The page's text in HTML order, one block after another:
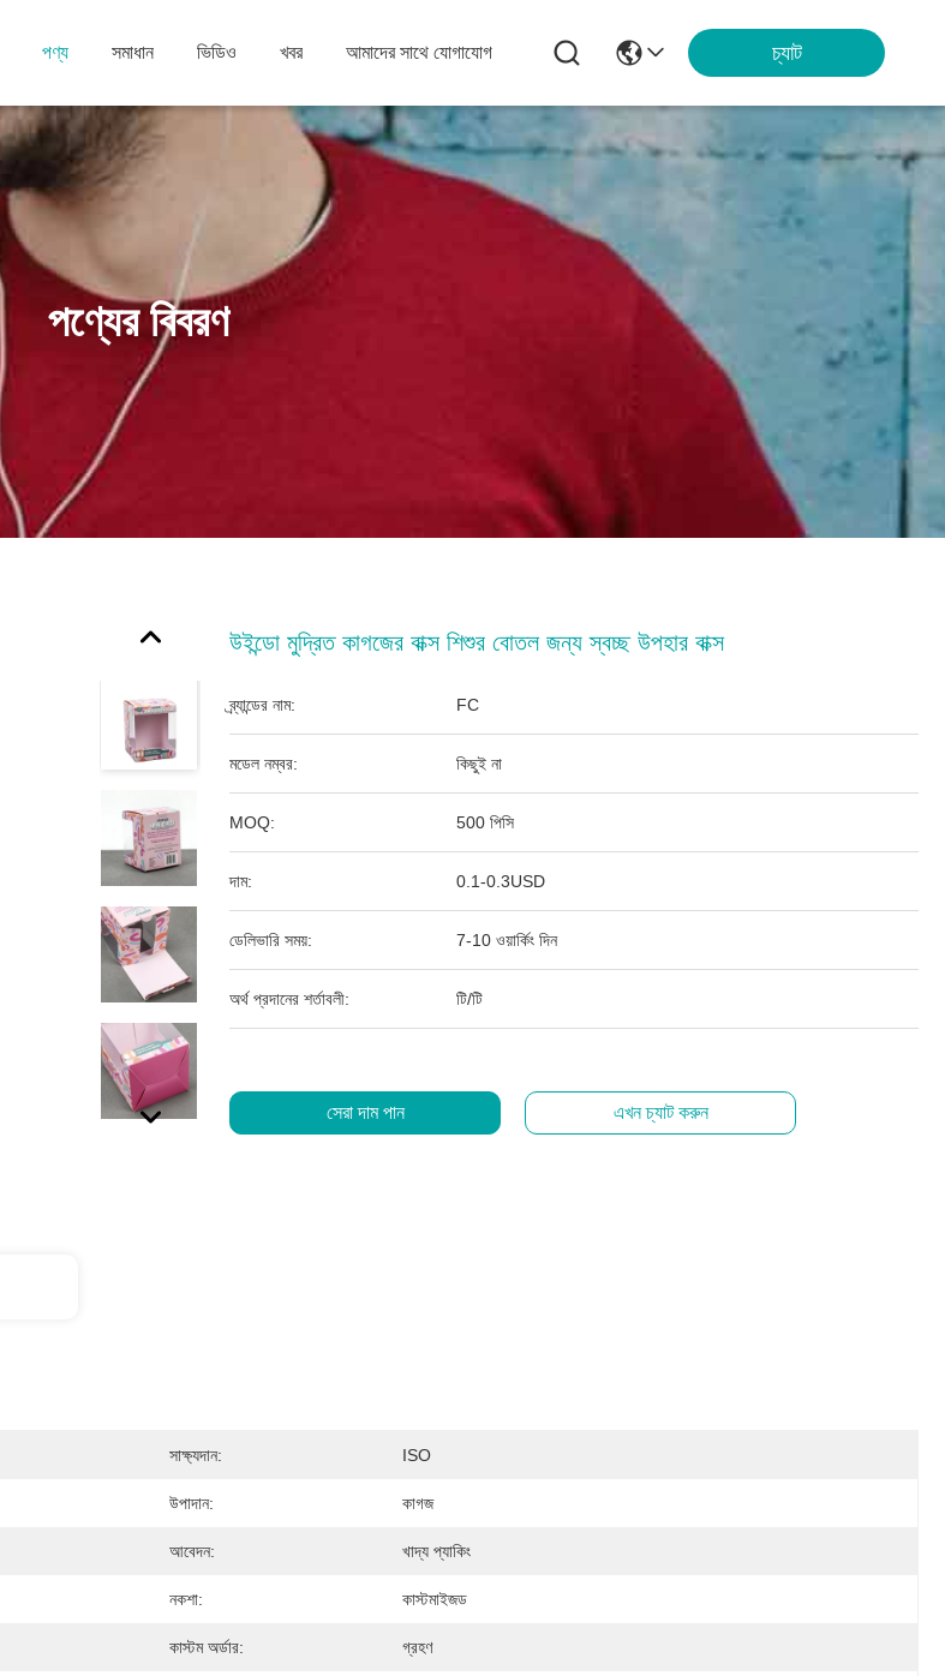
পণ্য সমাধান ভিডিও খবর আমাদের সাথে যোগাযোগ চ্যাট
পণ্যের বিবরণ
উইন্ডো মুদ্রিত কাগজের বাক্স শিশুর বোতল জন্য স্বচ্ছ উপহার বাক্স
ব্র্যান্ডের নাম: FC
মডেল নম্বর: কিছুই না
MOQ: 500 পিসি
দাম: 0.1-0.3USD
ডেলিভারি সময়: 7-10 ওয়ার্কিং দিন
অর্থ প্রদানের শর্তাবলী: টি/টি
সেরা দাম পান এখন চ্যাট করুন
সাক্ষ্যদান: ISO
উপাদান: কাগজ
আবেদন: খাদ্য প্যাকিং
নকশা: কাস্টমাইজড
কাস্টম অর্ডার: গ্রহণ